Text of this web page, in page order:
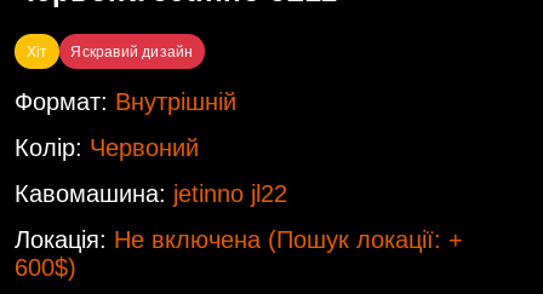
Хіт Яскравий дизайн
Формат: Внутрішній
Колір: Червоний
Кавомашина: jetinno jl22
Локація: Не включена (Пошук локації: +
600$)